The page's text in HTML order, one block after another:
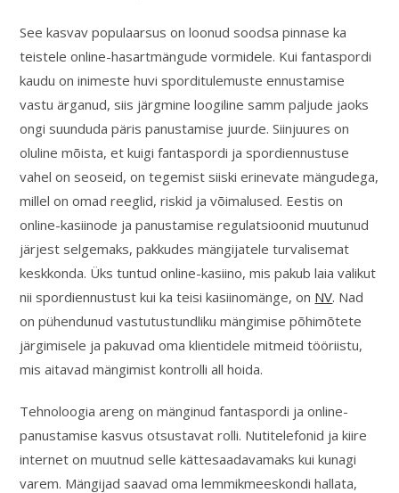
See kasvav populaarsus on loonud soodsa pinnase ka
teistele online-hasartmängude vormidele. Kui fantaspordi
kaudu on inimeste huvi sporditulemuste ennustamise
vastu ärganud, siis järgmine loogiline samm paljude jaoks
ongi suunduda päris panustamise juurde. Siinjuures on
oluline mõista, et kuigi fantaspordi ja spordiennustuse
vahel on seoseid, on tegemist siiski erinevate mängudega,
millel on omad reeglid, riskid ja võimalused. Eestis on
online-kasiinode ja panustamise regulatsioonid muutunud
järjest selgemaks, pakkudes mängijatele turvalisemat
keskkonda. Üks tuntud online-kasiino, mis pakub laia valikut
nii spordiennustust kui ka teisi kasiinomänge, on NV. Nad
on pühendunud vastutustundliku mängimise põhimõtete
järgimisele ja pakuvad oma klientidele mitmeid tööriistu,
mis aitavad mängimist kontrolli all hoida.
Tehnoloogia areng on mänginud fantaspordi ja online-
panustamise kasvus otsustavat rolli. Nutitelefonid ja kiire
internet on muutnud selle kättesaadavamaks kui kunagi
varem. Mängijad saavad oma lemmikmeeskondi hallata,